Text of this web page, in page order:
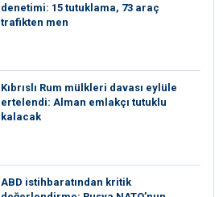
denetimi: 15 tutuklama, 73 araç
trafikten men
Kıbrıslı Rum mülkleri davası eylüle
ertelendi: Alman emlakçı tutuklu
kalacak
ABD istihbaratından kritik